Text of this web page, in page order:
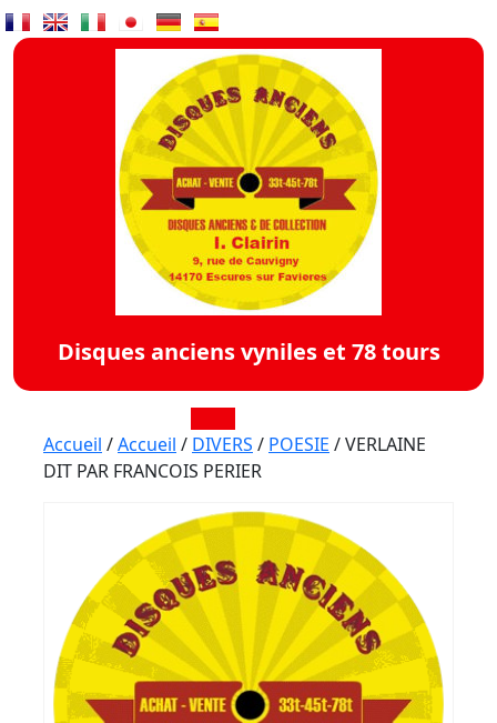
Skip
to
Disques anciens vyniles et 78 tours
Open
Button
Accueil /Accueil / DIVERS / POESIE / VERLAINE
DIT PAR FRANCOIS PERIER